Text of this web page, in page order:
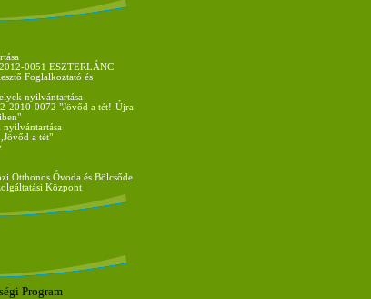
0051 ESZTERLÁNC
Foglalkoztató és
nyilvántartása
2010-0072 "Jövőd a tét!-Újra
nyilvántartása
a tét"
Otthonos Óvoda és Bölcsőde
Központ
Program